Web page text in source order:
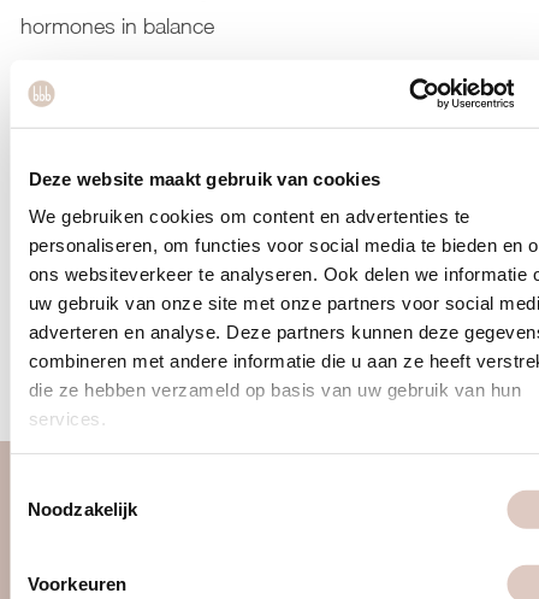
Deze website maakt gebruik van cookies
We gebruiken cookies om content en advertenties te
personaliseren, om functies voor social media te bieden en
ons websiteverkeer te analyseren. Ook delen we informatie
uw gebruik van onze site met onze partners voor social
adverteren en analyse. Deze partners kunnen deze
combineren met andere informatie die u aan ze heeft
die ze hebben verzameld op basis van uw gebruik van hun
services.
Noodzakelijk
Voorkeuren
hormones in balance
sugarless
strong and nutritious
return to your strength
< 1 2 3 … 40 41 42 43 44 … 54 55 56
about us
discover us